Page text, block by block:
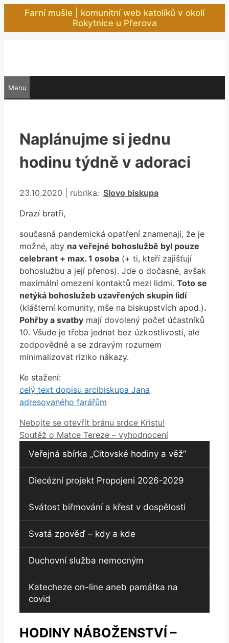
Přeskočit
obsah
Farní mušle | komunitní web katolíků v okolí
Rokytnice u Přerova
Menu
Naplánujme si jednu
hodinu týdně v adoraci
23.10.2020 rubrika: Rubriky
Slovo biskupa
Drazí bratři,
současná pandemická opatření znamenají, že je
možné, aby na veřejné bohoslužbě byl pouze
celebrant + max. 1 osoba (+ ti, kteří zajišťují
bohoslužbu a její přenos). Jde o dočasné, avšak
maximální omezení kontaktů mezi lidmi. Toto se
netýká bohoslužeb uzavřených skupin lidí
(klášterní komunity, mše na biskupstvích apod.).
Pohřby a svatby mají dovolený počet účastníků
10. Všude je třeba jednat bez úzkostlivosti, ale
zodpovědně a se zdravým rozumem
minimalizovat riziko nákazy.
Ke stažení:
celý text dopisu arcibiskupa Jana
adresovaného farářům
Nebojte se otevřít bránu srdce Kristu!
Soutěž o Matce Tereze – vyhodnocení
Veřejná sbírka „Citovské hodiny a věž“
Diecézní projekt Propojeni 2026-2029
Svátost biřmování a křest v dospělosti
Svatá zpověď – kdy a kde
Duchovní služba nemocným
Katecheze on-line aneb památka na
covid
HODINY NÁBOŽENSTVÍ –